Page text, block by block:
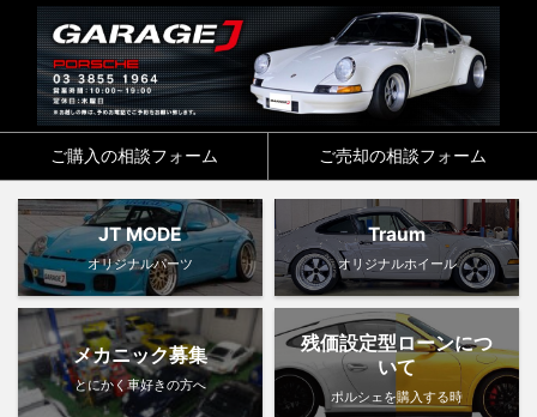
ご購入の相談フォーム ご売却の相談フォーム
JT MODE
オリジナルパーツ
Traum
オリジナルホイール
メカニック募集
とにかく車好きの方へ
残価設定型ローンにつ
いて
ポルシェを購入する時